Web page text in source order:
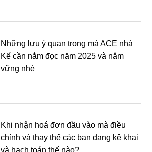
Những lưu ý quan trọng mà ACE nhà
Kế cần nắm đọc năm 2025 và nắm
vững nhé
Khi nhận hoá đơn đầu vào mà điều
chỉnh và thay thế các bạn đang kê khai